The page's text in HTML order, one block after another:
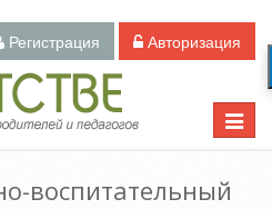
Регистрация Авторизация
Toggle
воспитательный